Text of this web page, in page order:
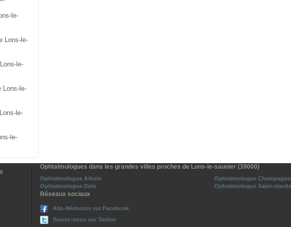
le-
Lons-le-
le-
Lons-le-
le-
le-
Ophtalmologues dans les grandes villes proches de Lons-le-saunier (39000)
Ophtalmologue Arbois
Ophtalmologue
Ophtalmologue Dole
Ophtalmologue Saint-claude
Réseaux sociaux
Allo-Médecins sur Facebook
Suivez-nous sur Twitter